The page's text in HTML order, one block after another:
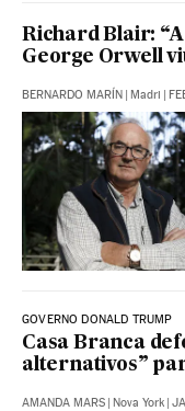
Richard Blair:
George Orwell
BERNARDO MARÍN | Madri |
GOVERNO DONALD TRUMP
Casa Branca
alternativos”
AMANDA MARS | Nova York |